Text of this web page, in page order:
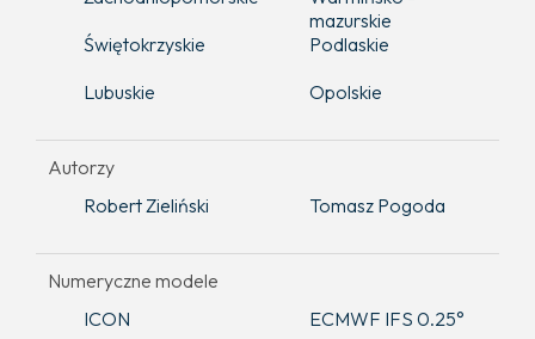
mazurskie
Świętokrzyskie
Podlaskie
Lubuskie
Opolskie
Autorzy
Robert Zieliński
Tomasz Pogoda
Numeryczne modele
ICON
ECMWF IFS 0.25°